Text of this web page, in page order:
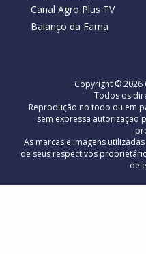
Canal Agro Plus TV
Balanço da Fama
Copyright © 2026
Todos os
Reprodução no todo ou em
sem expressa autorização
As marcas e imagens
de seus respectivos
de